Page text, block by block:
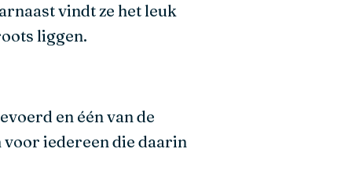
vindt ze het leuk
liggen.
en één van de
iedereen die daarin